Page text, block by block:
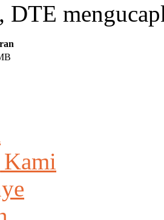
Kami